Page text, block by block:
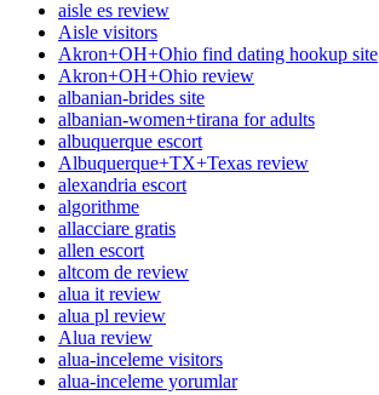
aisle es review
Aisle visitors
Akron+OH+Ohio find dating hookup site
Akron+OH+Ohio review
albanian-brides site
albanian-women+tirana for adults
albuquerque escort
Albuquerque+TX+Texas review
alexandria escort
algorithme
allacciare gratis
allen escort
altcom de review
alua it review
alua pl review
Alua review
alua-inceleme visitors
alua-inceleme yorumlar